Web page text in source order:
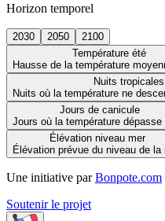
Horizon temporel
2030 2050
2100
Température été
Hausse de la température
Nuits tropicales
Nuits où la température ne
Jours de canicule
Jours où la température dépasse
Élévation niveau mer
Élévation prévue du niveau de la
Une initiative par Bonpote.com
Soutenir le projet